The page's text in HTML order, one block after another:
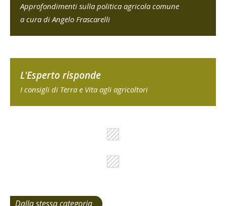
Approfondimenti sulla politica agricola comune
a cura di Angelo Frascarelli
L'Esperto risponde
I consigli di Terra e Vita agli agricoltori
Dalla stessa categoria